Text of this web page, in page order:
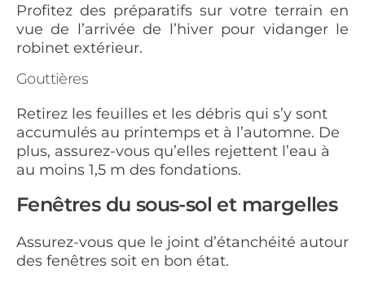
Profitez des préparatifs sur votre terrain en
vue de l’arrivée de l’hiver pour vidanger le
robinet extérieur.
Gouttières
Retirez les feuilles et les débris qui s’y sont
accumulés au printemps et à l’automne. De
plus, assurez-vous qu’elles rejettent l’eau à
au moins 1,5 m des fondations.
Fenêtres du sous-sol et margelles
Assurez-vous que le joint d’étanchéité autour
des fenêtres soit en bon état.